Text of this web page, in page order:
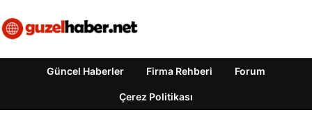
Güncel Haberler Firma Rehberi Forum
Çerez Politikası